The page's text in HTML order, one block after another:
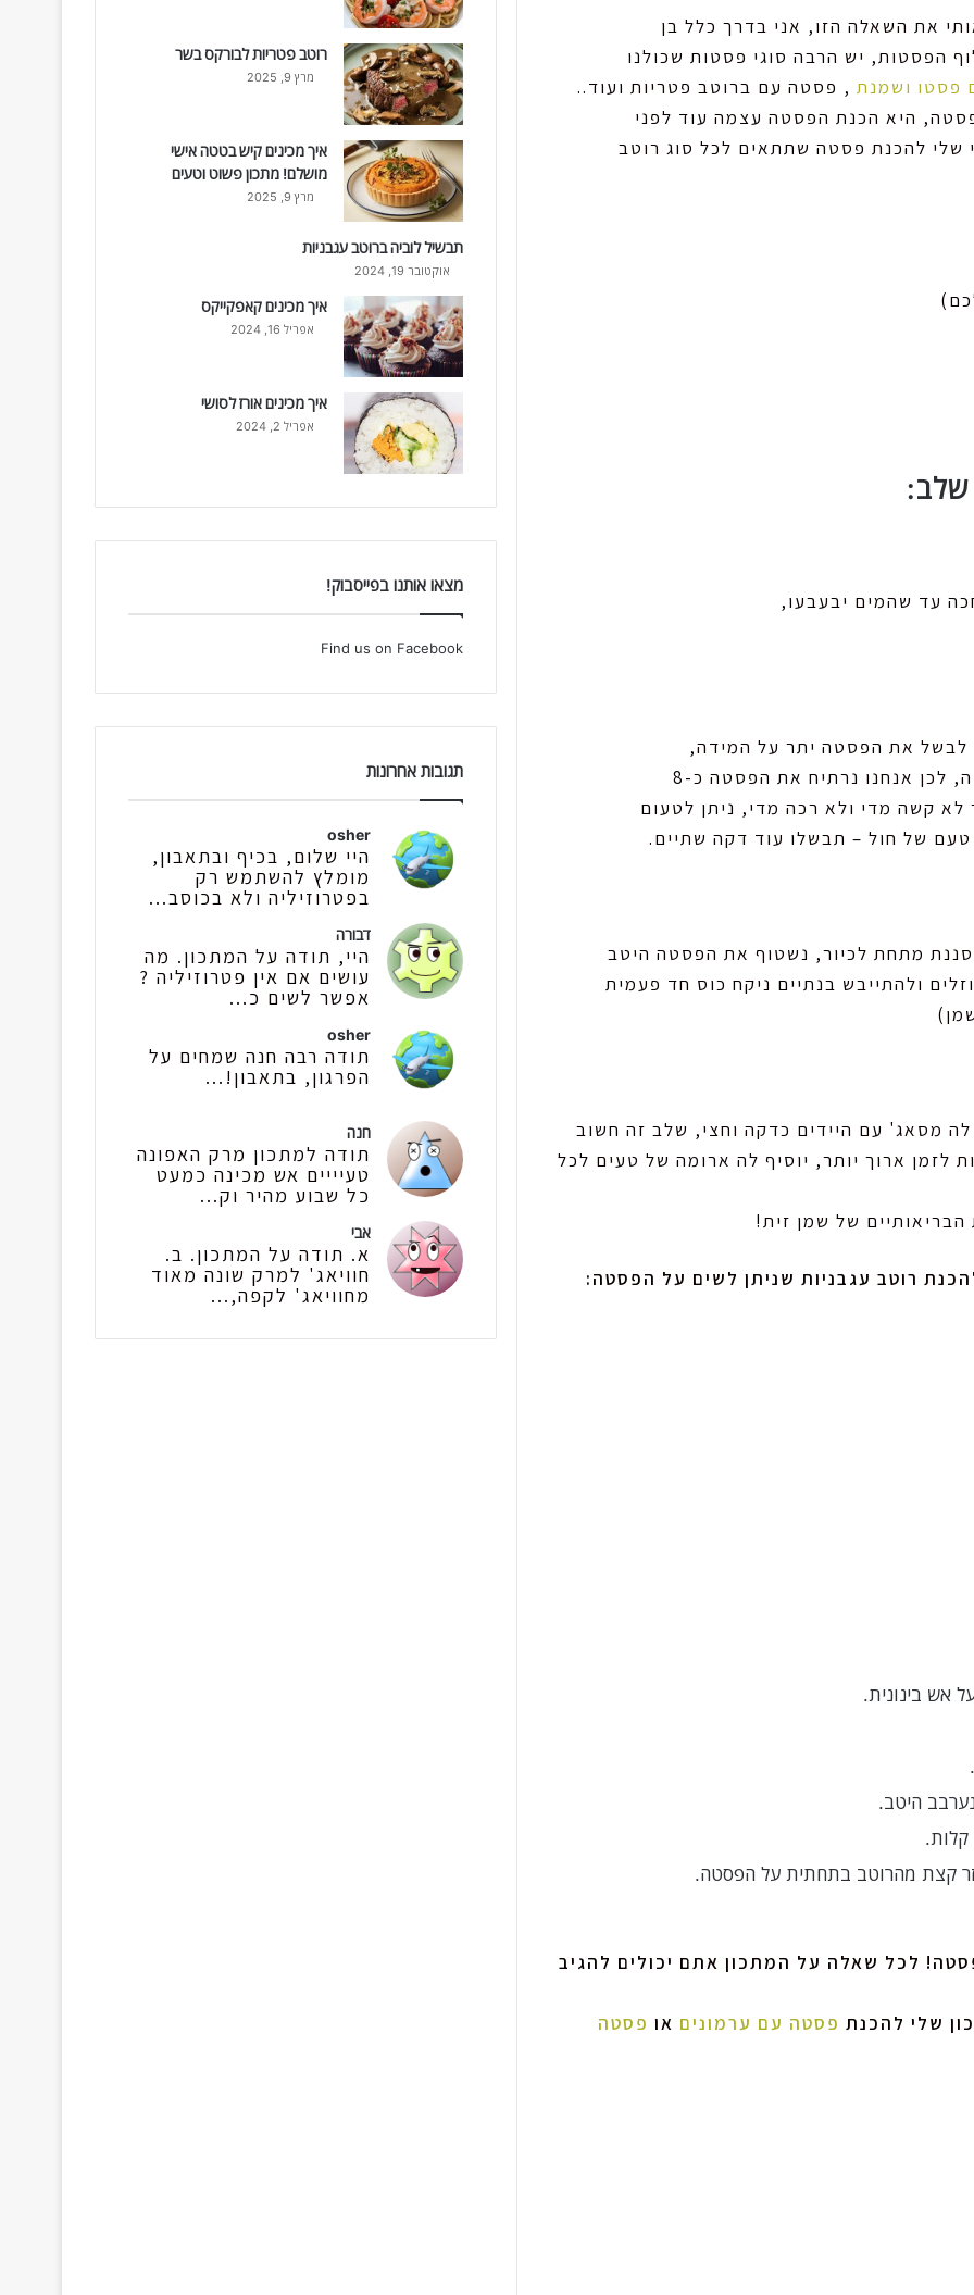
את השאלה הזו, אני בדרך כלל בן
הפסטות, יש הרבה סוגי פסטות שכולנו
פסטו ושמנת , פסטה עם ברוטב פטריות ועוד..
היא הכנת הפסטה עצמה עוד לפני
להכנת פסטה שתתאים לכל סוג רוטב
שלב:
לבשל את הפסטה יתר על המידה,
לכן אנחנו נרתיח את הפסטה כ-8
קשה מדי ולא רכה מדי, ניתן לטעום
של חול – תבשלו עוד דקה שתיים.
מתחת לכיור, נשטוף את הפסטה היטב
מסאג' עם היידים כדקה וחצי, שלב זה חשוב
לזמן ארוך יותר, יוסיף לה ארומה של טעים לכל
הבריאותיים של שמן זית!
רוטב עגבניות שניתן לשים על הפסטה:
אש בינונית.
היטב.
לכל שאלה על המתכון אתם יכולים להגיב
שלי להכנת פסטה עם ערמונים או פסטה
רוטב פטריות לבורקס בשר
מרץ 9, 2025
איך מכינים קיש בטטה אישי
מושלם! מתכון פשוט וטעים
מרץ 9, 2025
תבשיל לוביה ברוטב עגבניות
אוקטובר 19, 2024
איך מכינים קאפקייקס
אפריל 16, 2024
איך מכינים אורז לסושי
אפריל 2, 2024
מצאו אותנו בפייסבוק!
Find us on Facebook
תגובות אחרונות
osher
היי שלום, בכיף ובתאבון,
מומלץ להשתמש רק
בפטרוזיליה ולא בכוסב...
דבורה
היי, תודה על המתכון. מה
עושים אם אין פטרוזיליה ?
אפשר לשים כ...
osher
תודה רבה חנה שמחים על
הפרגון, בתאבון!...
חנה
תודה למתכון מרק האפונה
טעיייים אש מכינה כמעט
כל שבוע מהיר וק...
אבי
א. תודה על המתכון. ב.
חוויאג' למרק שונה מאוד
מחוויאג' לקפה,...